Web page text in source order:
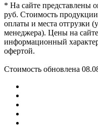
* На сайте представлены
руб. Стоимость продукции
оплаты и места отгрузки
менеджера). Цены на
информационный
офертой.
Стоимость обновлена